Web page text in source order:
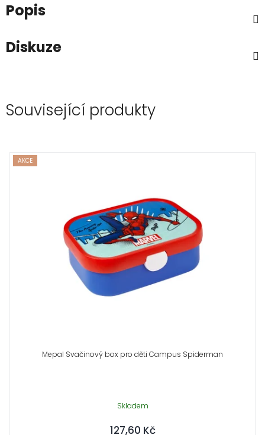
Popis
Diskuze
Související produkty
AKCE
Mepal Svačinový box pro děti Campus Spiderman
Skladem
127,60 Kč